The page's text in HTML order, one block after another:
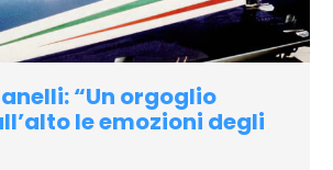
“Un orgoglio
le emozioni degli